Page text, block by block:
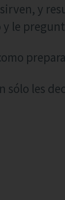
y
y le
sólo les